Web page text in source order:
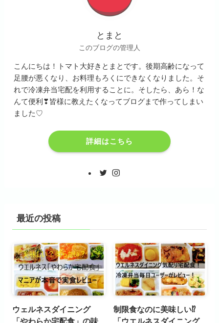
とまと
このブログの管理人
こんにちは！トマト大好きとまとです。後期高齢になって
足腰が悪くなり、お料理もろくにできなくなりました。そ
れで冷凍弁当宅配を利用することに。そしたら、あら！な
んて便利❣皆様に教えたくなってブログまで作ってしまい
ました♡
詳細はこちら
最近の投稿
ウェルネスダイニング
「やわらか宅配食」の味
制限食なのに美味しい⁉
「ウエルネスダイニング